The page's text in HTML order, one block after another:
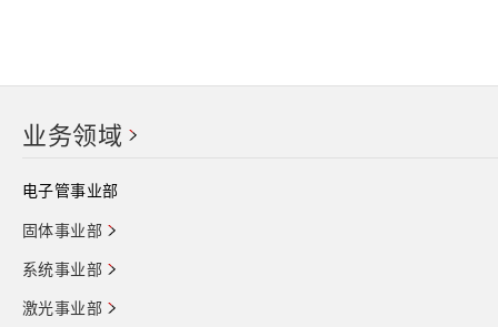
业务领域
电子管事业部
固体事业部
系统事业部
激光事业部